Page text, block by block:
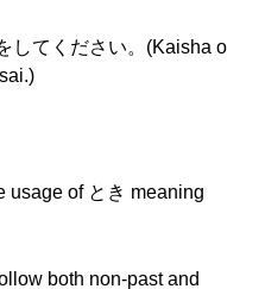
してください。(Kaisha o
usage of とき meaning
both non-past and